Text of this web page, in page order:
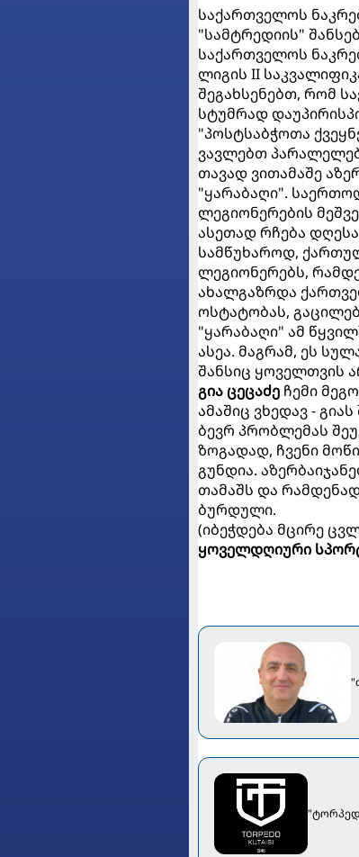
საქართველოს
"სამტრედიის"
საქართველოს
ლიგის II
შეგახსენებთ, რომ
სტუმრად
"პოსტსაბჭოთა
ვავლებთ
თავად ვითამაშე
"ყარაბაღი".
ლეგიონერების
ასეთად რჩება
სამწუხაროდ,
ლეგიონერებს,
ახალგაზრდა
ოსტატობას,
"ყარაბაღი" ამ
ასეა. მაგრამ, ეს
შანსიც ყოველთვის
გია ცეცაძე ჩემი
ამაშიც ვხედავ -
ბევრ პრობლემას
ზოგადად, ჩვენი
გუნდია.
თამაშს და
ბურდული.
(იბეჭდება მცირე
ყოველდღიური